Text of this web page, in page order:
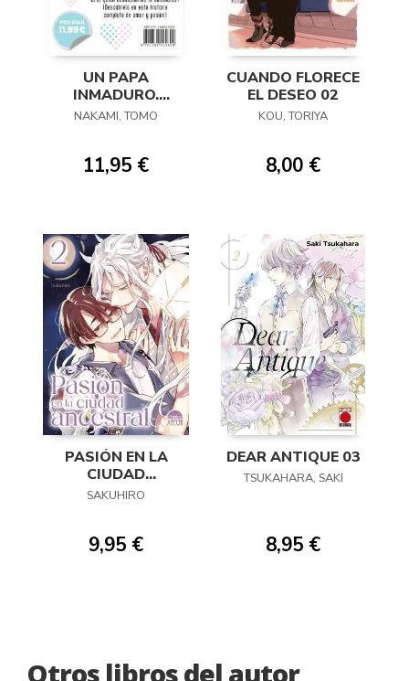
UN PAPA
INMADURO.
COLECCION
NAKAMI, TOMO
11,95 €
CUANDO FLORECE
EL DESEO 02
KOU, TORIYA
8,00 €
PASIÓN EN LA
CIUDAD
ANCESTRAL 02
SAKUHIRO
9,95 €
DEAR ANTIQUE 03
TSUKAHARA, SAKI
8,95 €
Otros libros del autor